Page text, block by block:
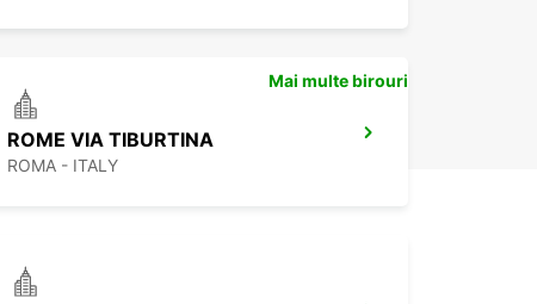
ROME VIA TIBURTINA
ROMA - ITALY
Mai multe birouri